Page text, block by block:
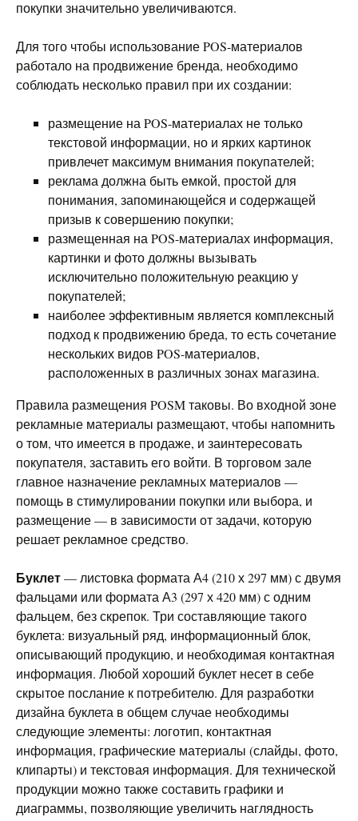
покупки значительно увеличиваются.
Для того чтобы использование POS-материалов
работало на продвижение бренда, необходимо
соблюдать несколько правил при их создании:
размещение на POS-материалах не только
текстовой информации, но и ярких картинок
привлечет максимум внимания покупателей;
реклама должна быть емкой, простой для
понимания, запоминающейся и содержащей
призыв к совершению покупки;
размещенная на POS-материалах информация,
картинки и фото должны вызывать
исключительно положительную реакцию у
покупателей;
наиболее эффективным является комплексный
подход к продвижению бреда, то есть сочетание
нескольких видов POS-материалов,
расположенных в различных зонах магазина.
Правила размещения POSM таковы. Во входной зоне
рекламные материалы размещают, чтобы напомнить
о том, что имеется в продаже, и заинтересовать
покупателя, заставить его войти. В торговом зале
главное назначение рекламных материалов —
помощь в стимулировании покупки или выбора, и
размещение — в зависимости от задачи, которую
решает рекламное средство.
Буклет— листовка формата А4 (210 х 297 мм) с двумя
фальцами или формата А3 (297 х 420 мм) с одним
фальцем, без скрепок. Три составляющие такого
буклета: визуальный ряд, информационный блок,
описывающий продукцию, и необходимая контактная
информация. Любой хороший буклет несет в себе
скрытое послание к потребителю. Для разработки
дизайна буклета в общем случае необходимы
следующие элементы: логотип, контактная
информация, графические материалы (слайды, фото,
клипарты) и текстовая информация. Для технической
продукции можно также составить графики и
диаграммы, позволяющие увеличить наглядность